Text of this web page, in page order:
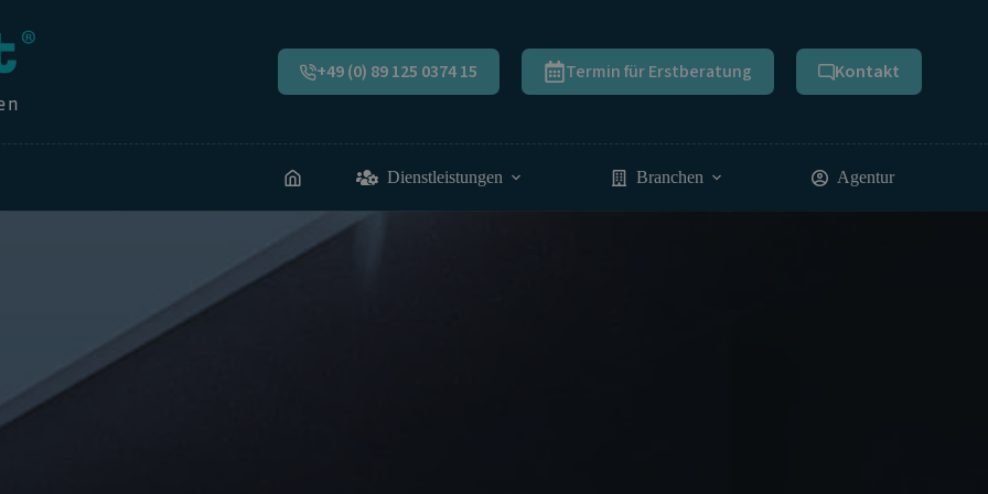
+49 (0) 89 125 0374 15 Termin für Erstberatung Kontakt
Dienstleistungen Branchen Agentur